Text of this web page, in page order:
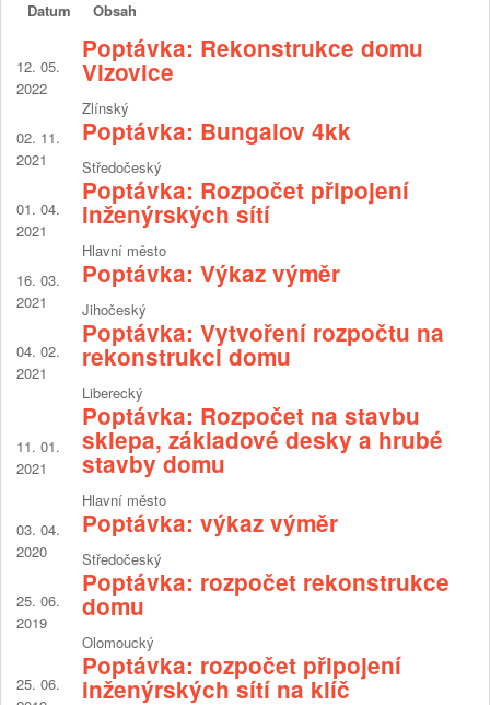
Datum Obsah
12. 05.
2022
Poptávka: Rekonstrukce domu
Vizovice
Zlínský
02. 11.
2021
Poptávka: Bungalov 4kk
Středočeský
01. 04.
2021
Poptávka: Rozpočet připojení
inženýrských sítí
Hlavní město
16. 03.
2021
Poptávka: Výkaz výměr
Jihočeský
04. 02.
2021
Poptávka: Vytvoření rozpočtu na
rekonstrukci domu
Liberecký
11. 01.
2021
Poptávka: Rozpočet na stavbu
sklepa, základové desky a hrubé
stavby domu
Hlavní město
03. 04.
2020
Poptávka: výkaz výměr
Středočeský
25. 06.
2019
Poptávka: rozpočet rekonstrukce
domu
Olomoucký
25. 06.
Poptávka: rozpočet připojení
inženýrských sítí na klíč